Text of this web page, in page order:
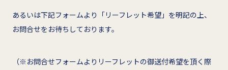
あるいは下記フォームより「リーフレット希望」を明記の上、
お問合せをお待ちしております。
（※お問合せフォームよりリーフレットの御送付希望を頂く際